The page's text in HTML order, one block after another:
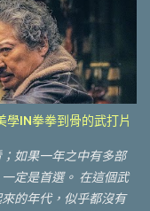
學IN拳拳到骨的武打片
如果一年之中有多部
定是首選。 在這個武
的年代，似乎都沒有